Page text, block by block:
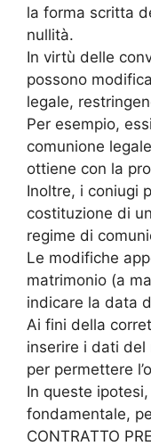
la forma scritta
nullità.
In virtù delle
possono
legale,
Per esempio,
comunione
ottiene con la
Inoltre, i coniugi
costituzione di
regime di
Le modifiche
matrimonio (a
indicare la data
Ai fini della
inserire i dati
per permettere
In queste
fondamentale,
CONTRATTO